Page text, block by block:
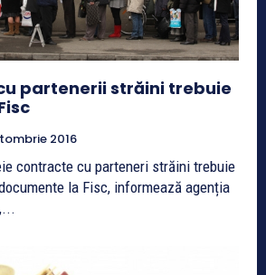
partenerii străini trebuie
2016
contracte cu parteneri străini trebuie
la Fisc, informează agenția